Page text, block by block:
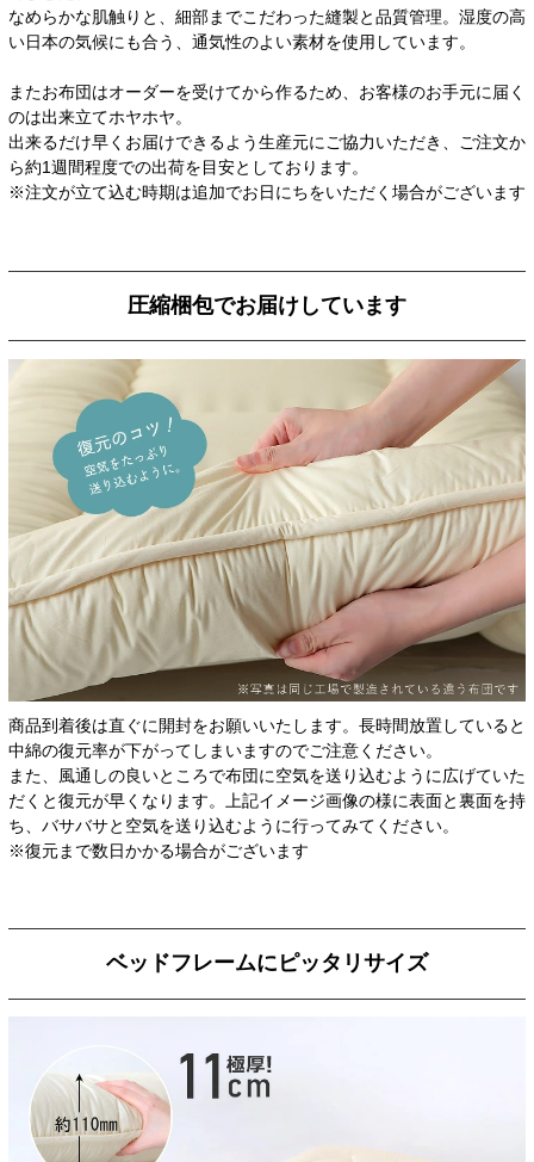
なめらかな肌触りと、細部までこだわった縫製と品質管理。湿度の高
い日本の気候にも合う、通気性のよい素材を使用しています。
またお布団はオーダーを受けてから作るため、お客様のお手元に届く
のは出来立てホヤホヤ。
出来るだけ早くお届けできるよう生産元にご協力いただき、ご注文か
ら約1週間程度での出荷を目安としております。
※注文が立て込む時期は追加でお日にちをいただく場合がございます
圧縮梱包でお届けしています
商品到着後は直ぐに開封をお願いいたします。長時間放置していると
中綿の復元率が下がってしまいますのでご注意ください。
また、風通しの良いところで布団に空気を送り込むように広げていた
だくと復元が早くなります。上記イメージ画像の様に表面と裏面を持
ち、バサバサと空気を送り込むように行ってみてください。
※復元まで数日かかる場合がございます
ベッドフレームにピッタリサイズ